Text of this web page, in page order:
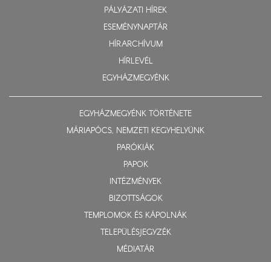
PÁLYÁZATI HÍREK
ESEMÉNYNAPTÁR
HÍRARCHÍVUM
HÍRLEVÉL
EGYHÁZMEGYÉNK
EGYHÁZMEGYÉNK TÖRTÉNETE
MÁRIAPÓCS, NEMZETI KEGYHELYÜNK
PARÓKIÁK
PAPOK
INTÉZMÉNYEK
BIZOTTSÁGOK
TEMPLOMOK ÉS KÁPOLNÁK
TELEPÜLÉSJEGYZÉK
MÉDIATÁR